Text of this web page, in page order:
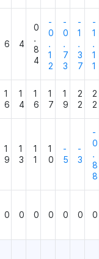
6 4
0
.
8
4
-
0
.
1
2
-
0
.
7
3
-
1
.
3
7
-
1
.
1
1
1
6
1
4
1
6
1
7
1
9
2
2
2
2
1
9
1
3
1
1
1
0
-
5
-
3
-
0
.
8
8
0 0 0 0 0 0 0